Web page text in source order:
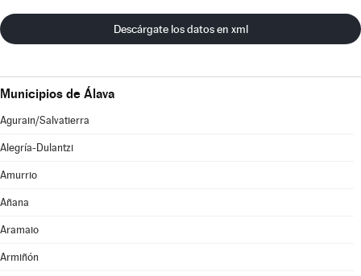
Descárgate los datos en xml
Municipios de Álava
Agurain/Salvatierra
Alegría-Dulantzi
Amurrio
Añana
Aramaio
Armiñón